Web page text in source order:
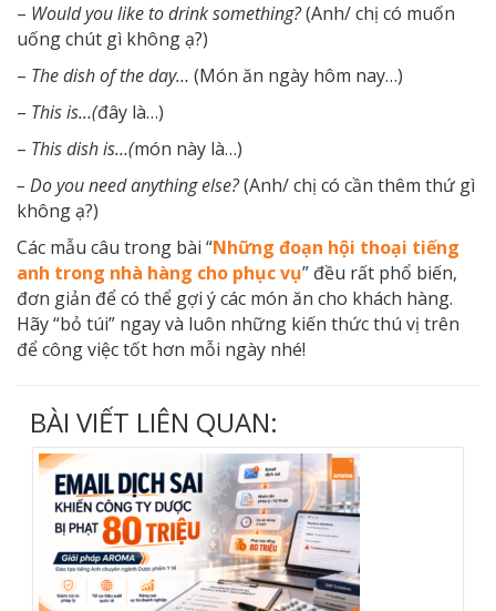
– Would you like to drink something?(Anh/ chị có muốn
uống chút gì không ạ?)
– The dish of the day… (Món ăn ngày hôm nay…)
– This is…(đây là…)
– This dish is…(món này là…)
– Do you need anything else?(Anh/ chị có cần thêm thứ gì
không ạ?)
Các mẫu câu trong bài “Những đoạn hội thoại tiếng
anh trong nhà hàng cho phục vụ” đều rất phổ biến,
đơn giản để có thể gợi ý các món ăn cho khách hàng.
Hãy “bỏ túi” ngay và luôn những kiến thức thú vị trên
để công việc tốt hơn mỗi ngày nhé!
BÀI VIẾT LIÊN QUAN: